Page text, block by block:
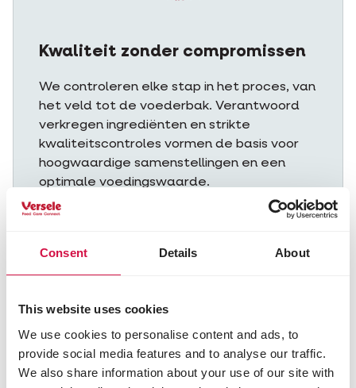
Consent Details About
This website uses cookies
We use cookies to personalise content and ads, to
provide social media features and to analyse our traffic.
We also share information about your use of our site with
Kwaliteit zonder compromissen
We controleren elke stap in het proces, van
het veld tot de voederbak. Verantwoord
verkregen ingrediënten en strikte
kwaliteitscontroles vormen de basis voor
hoogwaardige samenstellingen en een
optimale voedingswaarde.